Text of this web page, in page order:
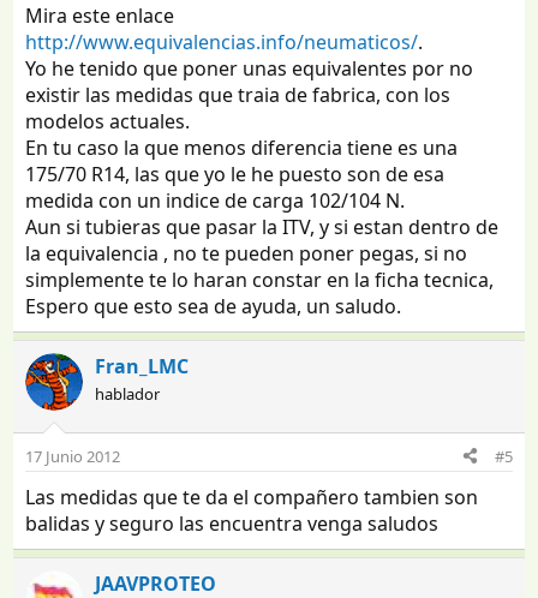
Mira este enlace
http://www.equivalencias.info/neumaticos/.
Yo he tenido que poner unas equivalentes por no
existir las medidas que traia de fabrica, con los
modelos actuales.
En tu caso la que menos diferencia tiene es una
175/70 R14, las que yo le he puesto son de esa
medida con un indice de carga 102/104 N.
Aun si tubieras que pasar la ITV, y si estan dentro de
la equivalencia , no te pueden poner pegas, si no
simplemente te lo haran constar en la ficha tecnica,
Espero que esto sea de ayuda, un saludo.
Fran_LMC
hablador
17 Junio 2012 #5
Las medidas que te da el compañero tambien son
balidas y seguro las encuentra venga saludos
JAAVPROTEO